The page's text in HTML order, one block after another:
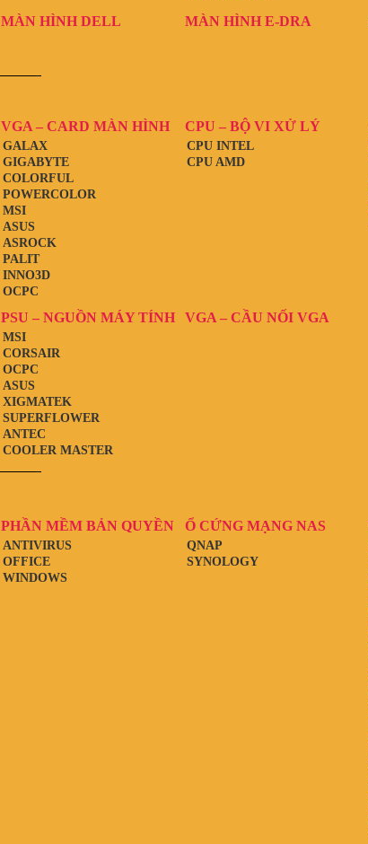
MÀN HÌNH DELL MÀN HÌNH E-DRA
VGA – CARD MÀN HÌNH
OCPC
INNO3D
PALIT
ASROCK
ASUS
MSI
POWERCOLOR
COLORFUL
GIGABYTE
GALAX
CPU – BỘ VI XỬ LÝ
CPU AMD
CPU INTEL
PSU – NGUỒN MÁY TÍNH
COOLER MASTER
ANTEC
SUPERFLOWER
XIGMATEK
ASUS
OCPC
CORSAIR
MSI
VGA – CẦU NỐI VGA
PHẦN MỀM BẢN QUYỀN
WINDOWS
OFFICE
ANTIVIRUS
Ổ CỨNG MẠNG NAS
SYNOLOGY
QNAP